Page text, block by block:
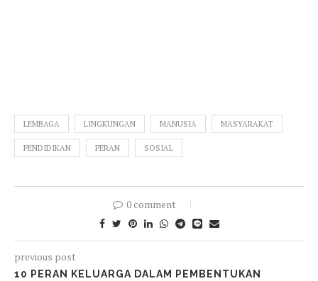
LEMBAGA LINGKUNGAN MANUSIA MASYARAKAT
PENDIDIKAN PERAN SOSIAL
0 comment
previous post
10 PERAN KELUARGA DALAM PEMBENTUKAN